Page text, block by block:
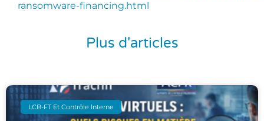
ransomware-financing.html
Plus d'articles
LCB-FT Et Contrôle Interne